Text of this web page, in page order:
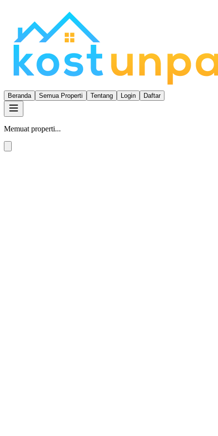
Beranda Semua Properti Tentang Login Daftar
Memuat properti...